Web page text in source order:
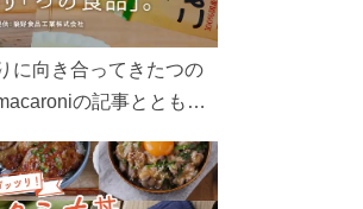
に向き合ってきたつの
の記事とともに
質へのこだわりまで。
きになるコンテンツを